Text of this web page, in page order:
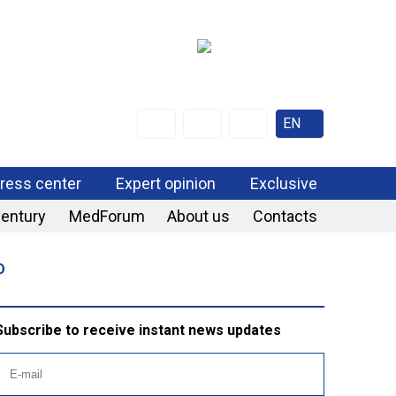
EN
center Expert opinion
Exclusive
MedForum About us Contacts
to receive instant news updates